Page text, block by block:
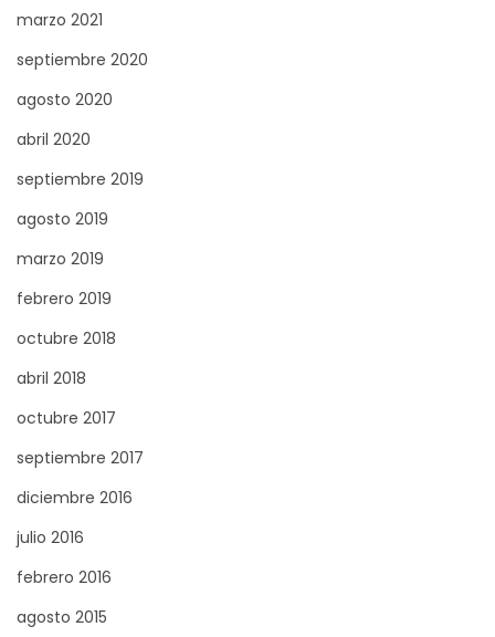
S
i
g
e
n
e
n
t
d
a
R
e
c
s
o
ú
b
l
o
s
e
E
s
marzo 2021
septiembre 2020
agosto 2020
abril 2020
septiembre 2019
agosto 2019
marzo 2019
febrero 2019
octubre 2018
abril 2018
octubre 2017
septiembre 2017
diciembre 2016
julio 2016
febrero 2016
agosto 2015